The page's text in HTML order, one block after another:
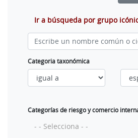
Ir a búsqueda por grupo
Categoria taxonómica
Categorías de riesgo y comercio
- - Selecciona - -